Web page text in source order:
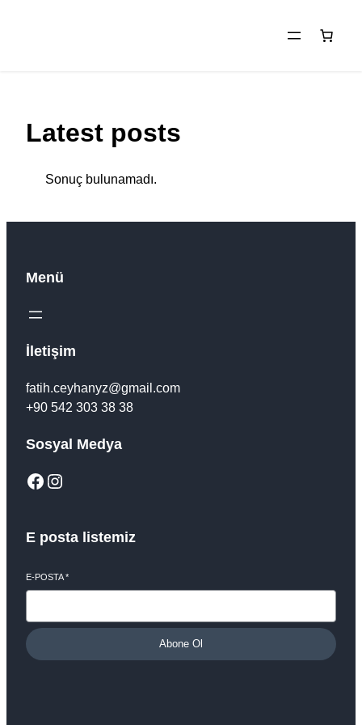
Latest posts
Sonuç bulunamadı.
Menü
İletişim
fatih.ceyhanyz@gmail.com
+90 542 303 38 38
Sosyal Medya
Facebook Instagram
E posta listemiz
E-POSTA*
Abone Ol